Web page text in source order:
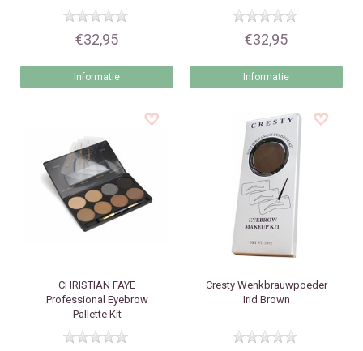
€32,95
Informatie
€32,95
Informatie
CHRISTIAN FAYE
Professional Eyebrow
Pallette Kit
CrestyWenkbrauwpoeder
Irid Brown